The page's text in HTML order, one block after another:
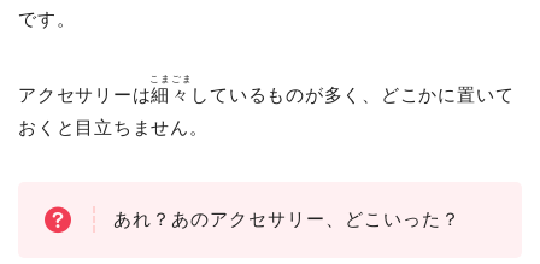
です。
アクセサリーは細々
こまごま
しているものが多く、どこかに置いて
おくと目立ちません。
あれ？あのアクセサリー、どこいった？